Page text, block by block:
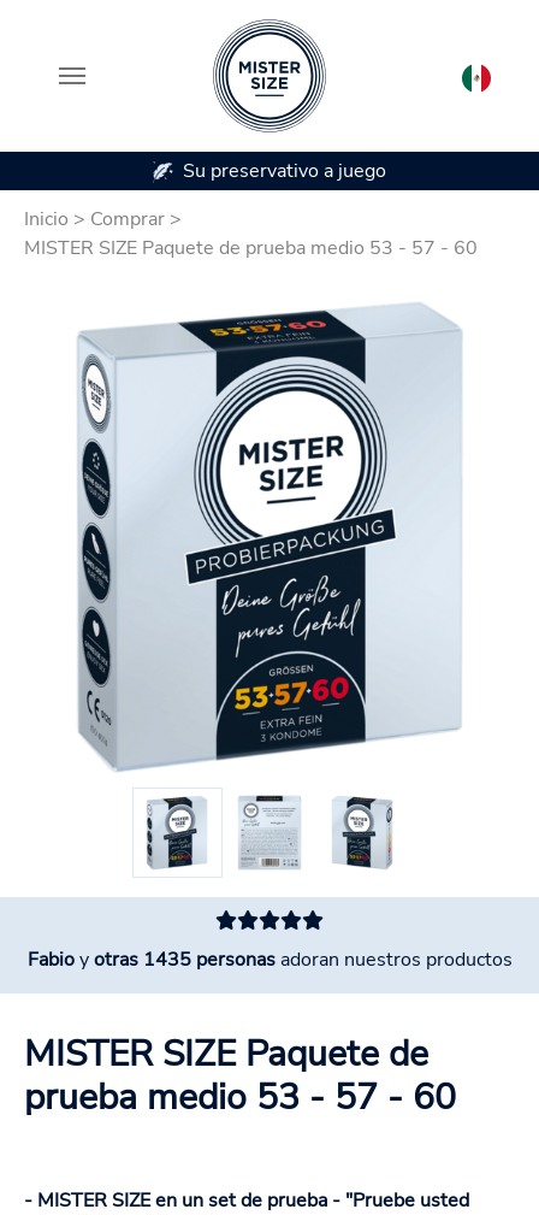
Su preservativo a juego
Inicio > Comprar >
MISTER SIZE Paquete de prueba medio 53 - 57 - 60
Fabioyotras 1435 personasadoran nuestros productos
MISTER SIZE Paquete de
prueba medio 53 - 57 - 60
- MISTER SIZE en un set de prueba - "Pruebe usted